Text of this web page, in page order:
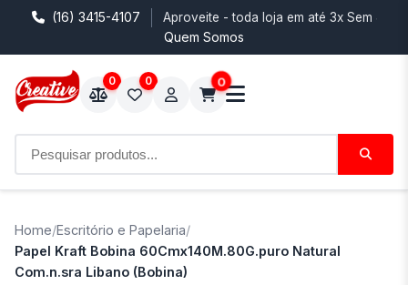
(16) 3415-4107 Aproveite - toda loja em até 3x Sem
Quem Somos
0 0 0
Home/Escritório e Papelaria/
Papel Kraft Bobina 60Cmx140M.80G.puro Natural
Com.n.sra Libano (Bobina)